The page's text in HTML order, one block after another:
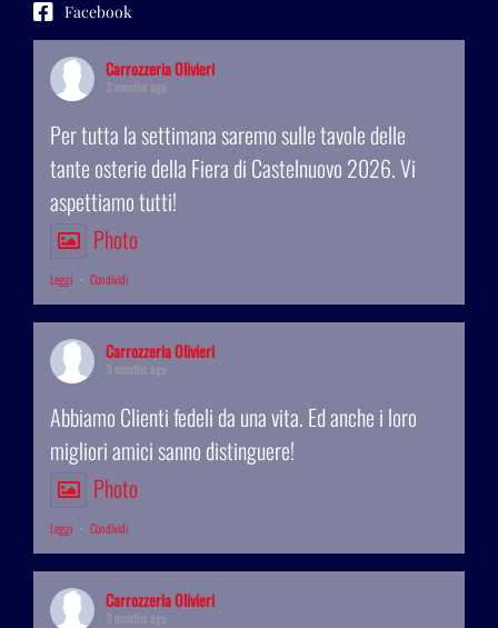
Facebook
Carrozzeria Olivieri
Per tutta la settimana saremo sulle tavole delle
tante osterie della Fiera di Castelnuovo 2026. Vi
aspettiamo tutti!
Photo
Leggi · Condividi
Carrozzeria Olivieri
Abbiamo Clienti fedeli da una vita. Ed anche i loro
migliori amici sanno distinguere!
Photo
Leggi · Condividi
Carrozzeria Olivieri